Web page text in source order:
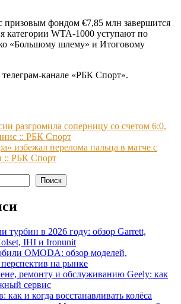
призовым фондом €7,85 млн завершится
категории WTA-1000 уступают по
«Большому шлему» и Итоговому
канале «РБК Спорт».
разгромила соперницу со счетом 6:0,
:: РБК Спорт
избежал перелома пальца в матче с
:: РБК Спорт
Поиск
турбин в 2026 году: обзор Garrett,
IHI и Ironunit
OMODA: обзор моделей,
на рынке
ремонту и обслуживанию Geely: как
сервис
как и когда восстанавливать колёса